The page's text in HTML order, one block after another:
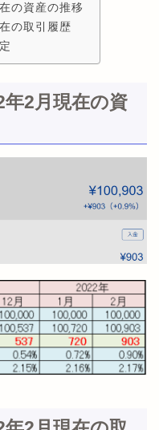
の資産の推移
の取引履歴
2月現在の資